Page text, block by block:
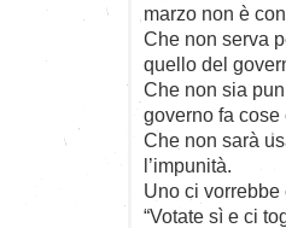
marzo non è
Che non serva
quello del
Che non sia
governo fa
Che non sarà
l’impunità.
Uno ci
“Votate sì e ci